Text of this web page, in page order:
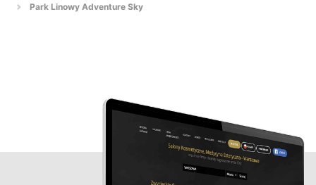
Park Linowy Adventure Sky